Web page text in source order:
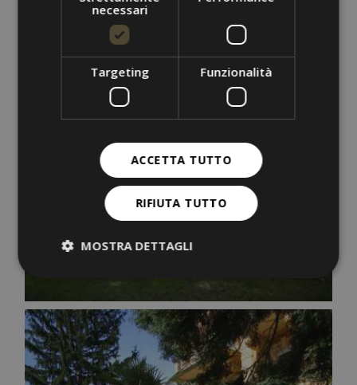
necessari
Targeting Funzionalità
ACCETTA TUTTO
RIFIUTA TUTTO
MOSTRA DETTAGLI